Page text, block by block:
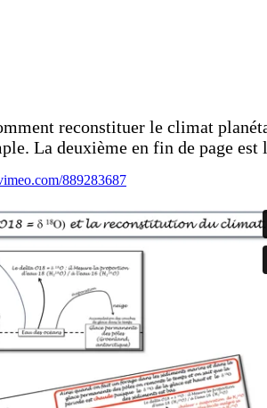
reconstituer le climat
La deuxième en fin de page est
889283687